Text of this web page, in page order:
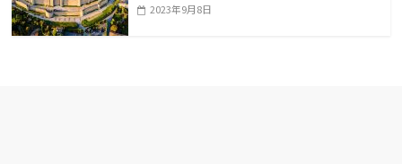
2023年9月8日